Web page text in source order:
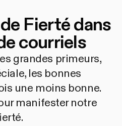
Fierté dans
courriels
grandes primeurs,
les bonnes
une moins bonne.
manifester notre